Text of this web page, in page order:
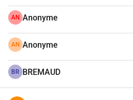
AN Anonyme
AN Anonyme
BR BREMAUD